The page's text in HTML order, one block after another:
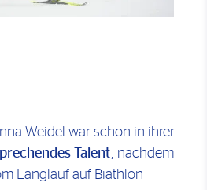
Weidel war schon in ihrer
Talent , nachdem
Langlauf auf Biathlon